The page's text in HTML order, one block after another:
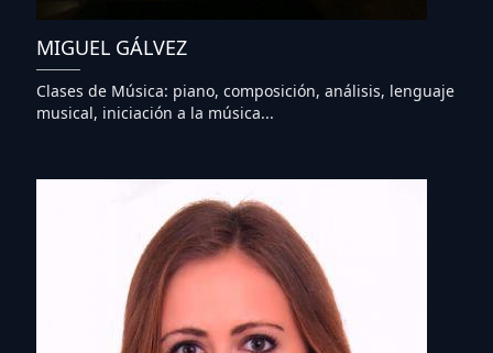
MIGUEL GÁLVEZ
Clases de Música: piano, composición, análisis, lenguaje
musical, iniciación a la música...